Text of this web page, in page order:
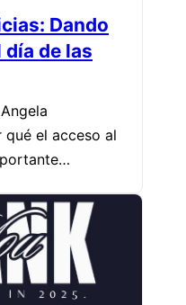
Dando
de las
el acceso al